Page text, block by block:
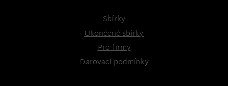
Sbírky
Ukončené sbírky
Pro firmy
Darovací podmínky